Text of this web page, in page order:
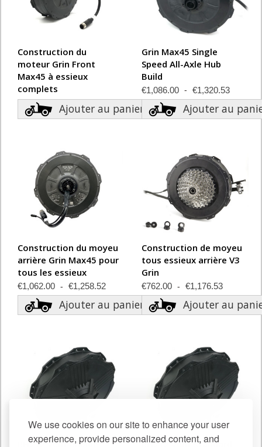
We use cookies on our site to enhance your user
experience, provide personalized content, and
Construction du
moteur Grin Front
Max45 à essieux
complets
€870.00 €1,090.52
Ajouter au panier
Grin Max45 Single
Speed All-Axle Hub
Build
€1,086.00 €1,320.53
Ajouter au
Construction du moyeu
arrière Grin Max45 pour
tous les essieux
€1,062.00 €1,258.52
Ajouter au panier
Construction de moyeu
tous essieux arrière V3
Grin
€762.00 €1,176.53
Ajouter au
RH212 Vent Rapide RH212 Vent standard